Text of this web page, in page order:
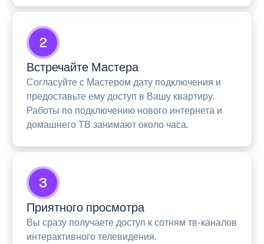
2
Встречайте Мастера
Согласуйте с Мастером дату подключения и
предоставьте ему доступ в Вашу квартиру.
Работы по подключению нового интернета и
домашнего ТВ занимают около часа.
3
Приятного просмотра
Вы сразу получаете доступ к сотням тв-каналов
интерактивного телевидения.